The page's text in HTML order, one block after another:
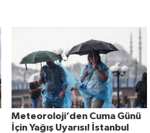
Meteoroloji’den Cuma Günü
İçin Yağış Uyarısı! İstanbul